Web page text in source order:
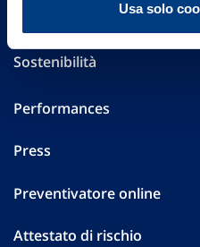
Usa solo
Altre informazioni
Sostenibilità
Performances
Press
Preventivatore online
Attestato di rischio